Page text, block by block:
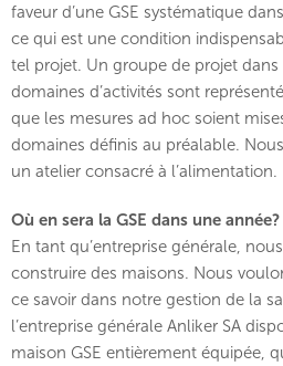
faveur d’une GSE systématique
ce qui est une condition
tel projet. Un groupe de projet
domaines d’activités sont
que les mesures ad hoc soient
domaines définis au préalable.
un atelier consacré à l’alimentation.
Où en sera la GSE dans une année?
En tant qu’entreprise générale,
construire des maisons. Nous
ce savoir dans notre gestion de la
l’entreprise générale Anliker SA
maison GSE entièrement équipée,